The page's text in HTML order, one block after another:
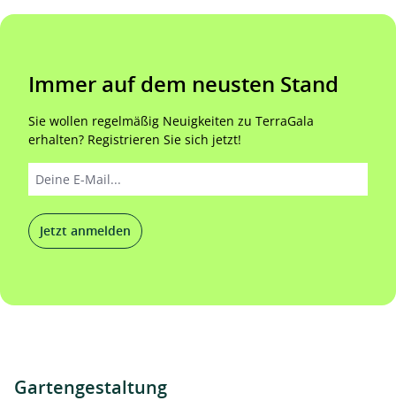
Immer auf dem neusten Stand
Sie wollen regelmäßig Neuigkeiten zu TerraGala
erhalten? Registrieren Sie sich jetzt!
Jetzt anmelden
Gartengestaltung